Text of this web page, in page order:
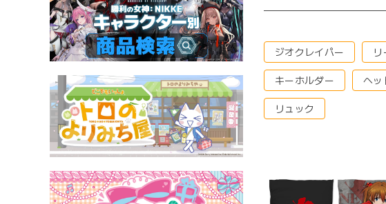
ジオクレイパー リ
キーホルダー ヘッ
リュック